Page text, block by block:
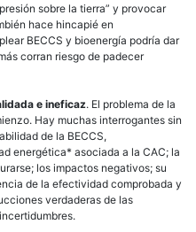
sobre la tierra” y provocar
hace hincapié en
BECCS y bioenergía podría dar
corran riesgo de padecer
e ineficaz. El problema de la
Hay muchas interrogantes sin
de la BECCS,
energética* asociada a la CAC; la
los impactos negativos; su
de la efectividad comprobada y
verdaderas de las